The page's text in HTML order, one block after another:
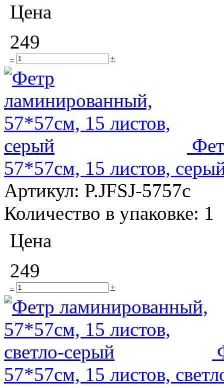
Цена
249
– +
57*57см, 15 листов,
Артикул: P.JFSJ-5757с
Количество в упаковке: 1
Цена
249
– +
57*57см, 15 листов,